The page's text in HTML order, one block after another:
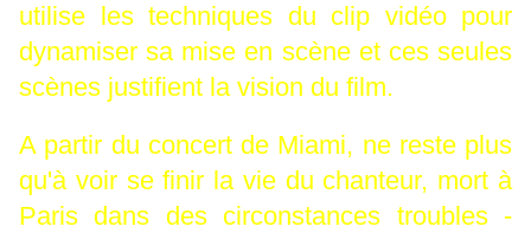
utilise les techniques du clip vidéo pour
dynamiser sa mise en scène et ces seules
scènes justifient la vision du film.
A partir du concert de Miami, ne reste plus
qu'à voir se finir la vie du chanteur, mort à
Paris dans des circonstances troubles -